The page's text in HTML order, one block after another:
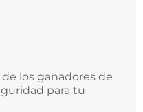
los ganadores de
para tu